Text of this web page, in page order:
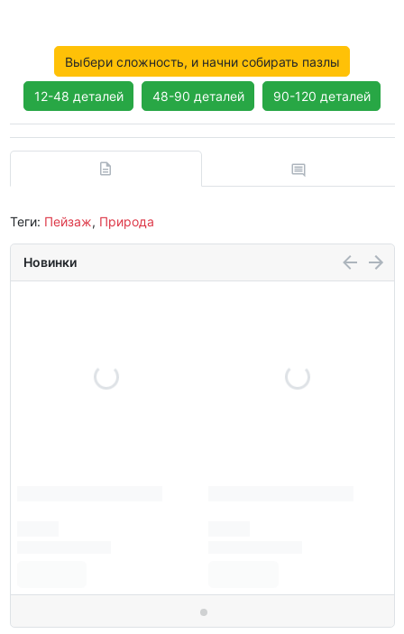
Выбери сложность, и начни собирать пазлы
12-48 деталей 48-90 деталей 90-120 деталей
Теги: Пейзаж, Природа
Новинки